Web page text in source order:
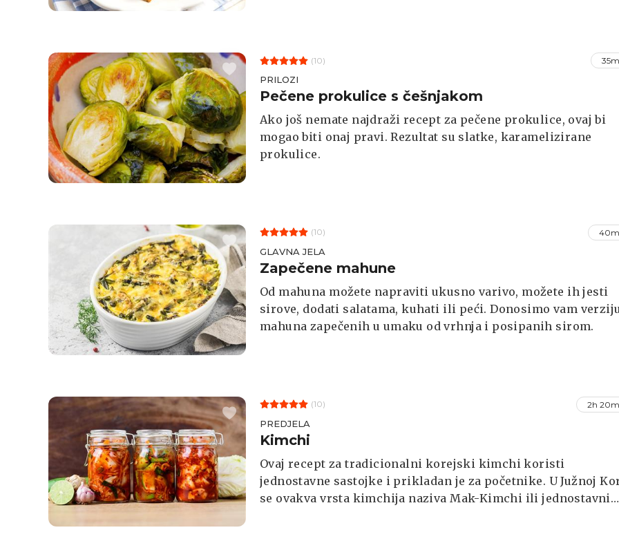
(10)
PRILOZI
Pečene prokulice s češnjakom
Ako još nemate najdraži recept za pečene prokulice, ovaj bi
mogao biti onaj pravi. Rezultat su slatke, karamelizirane
prokulice.
(10)
GLAVNA JELA
Zapečene mahune
Od mahuna možete napraviti ukusno varivo, možete ih jesti
sirove, dodati salatama, kuhati ili peći. Donosimo vam verziju
mahuna zapečenih u umaku od vrhnja i posipanih sirom.
(10) 2h
PREDJELA
Kimchi
Ovaj recept za tradicionalni korejski kimchi koristi
jednostavne sastojke i prikladan je za početnike. U Južnoj
se ovakva vrsta kimchija naziva Mak-Kimchi ili jednostavni